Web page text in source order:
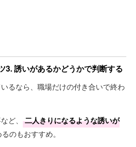
3. 誘いがあるかどうかで判断する
るなら、職場だけの付き合いで終わ
ど、
二人きりになるような誘いが
のもおすすめ。